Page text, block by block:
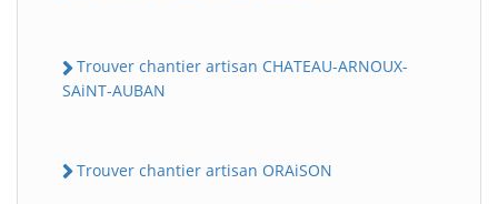
Trouver chantier artisan CHATEAU-ARNOUX-
SAiNT-AUBAN
Trouver chantier artisan ORAiSON